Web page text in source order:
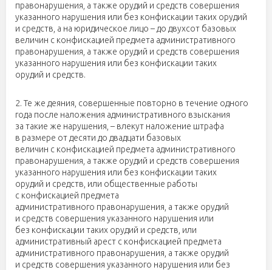
правонарушения, а также орудий и средств совершения
указанного нарушения или без конфискации таких орудий
и средств, а на юридическое лицо – до двухсот базовых
величин с конфискацией предмета административного
правонарушения, а также орудий и средств совершения
указанного нарушения или без конфискации таких
орудий и средств.
2. Те же деяния, совершенные повторно в течение одного
года после наложения административного взыскания
за такие же нарушения, – влекут наложение штрафа
в размере от десяти до двадцати базовых
величин с конфискацией предмета административного
правонарушения, а также орудий и средств совершения
указанного нарушения или без конфискации таких
орудий и средств, или общественные работы
с конфискацией предмета
административного правонарушения, а также орудий
и средств совершения указанного нарушения или
без конфискации таких орудий и средств, или
административный арест с конфискацией предмета
административного правонарушения, а также орудий
и средств совершения указанного нарушения или без